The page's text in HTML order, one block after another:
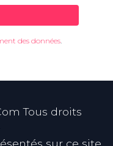
des données.
Tous droits
sur ce site